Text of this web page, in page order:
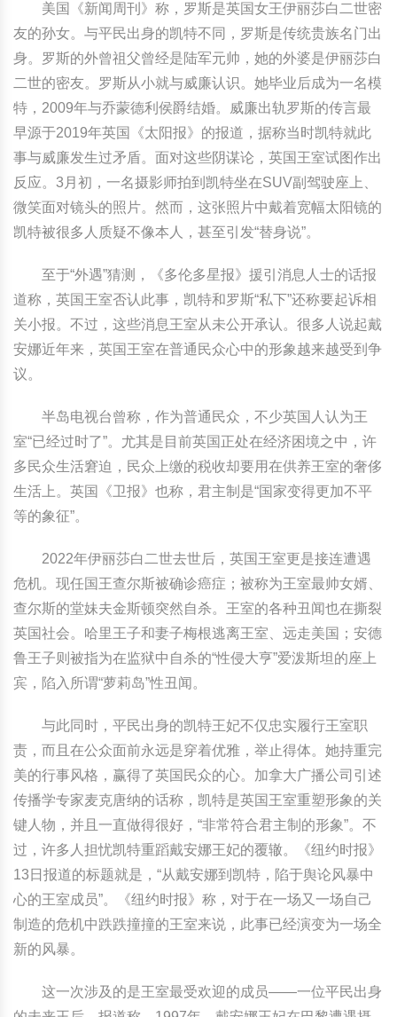
美国《新闻周刊》称，罗斯是英国女王伊丽莎白二世密
友的孙女。与平民出身的凯特不同，罗斯是传统贵族名门出
身。罗斯的外曾祖父曾经是陆军元帅，她的外婆是伊丽莎白
二世的密友。罗斯从小就与威廉认识。她毕业后成为一名模
特，2009年与乔蒙德利侯爵结婚。威廉出轨罗斯的传言最
早源于2019年英国《太阳报》的报道，据称当时凯特就此
事与威廉发生过矛盾。面对这些阴谋论，英国王室试图作出
反应。3月初，一名摄影师拍到凯特坐在SUV副驾驶座上、
微笑面对镜头的照片。然而，这张照片中戴着宽幅太阳镜的
凯特被很多人质疑不像本人，甚至引发“替身说”。
至于“外遇”猜测，《多伦多星报》援引消息人士的话报
道称，英国王室否认此事，凯特和罗斯“私下”还称要起诉相
关小报。不过，这些消息王室从未公开承认。很多人说起戴
安娜近年来，英国王室在普通民众心中的形象越来越受到争
议。
半岛电视台曾称，作为普通民众，不少英国人认为王
室“已经过时了”。尤其是目前英国正处在经济困境之中，许
多民众生活窘迫，民众上缴的税收却要用在供养王室的奢侈
生活上。英国《卫报》也称，君主制是“国家变得更加不平
等的象征”。
2022年伊丽莎白二世去世后，英国王室更是接连遭遇
危机。现任国王查尔斯被确诊癌症；被称为王室最帅女婿、
查尔斯的堂妹夫金斯顿突然自杀。王室的各种丑闻也在撕裂
英国社会。哈里王子和妻子梅根逃离王室、远走美国；安德
鲁王子则被指为在监狱中自杀的“性侵大亨”爱泼斯坦的座上
宾，陷入所谓“萝莉岛”性丑闻。
与此同时，平民出身的凯特王妃不仅忠实履行王室职
责，而且在公众面前永远是穿着优雅，举止得体。她持重完
美的行事风格，赢得了英国民众的心。加拿大广播公司引述
传播学专家麦克唐纳的话称，凯特是英国王室重塑形象的关
键人物，并且一直做得很好，“非常符合君主制的形象”。不
过，许多人担忧凯特重蹈戴安娜王妃的覆辙。《纽约时报》
13日报道的标题就是，“从戴安娜到凯特，陷于舆论风暴中
心的王室成员”。《纽约时报》称，对于在一场又一场自己
制造的危机中跌跌撞撞的王室来说，此事已经演变为一场全
新的风暴。
这一次涉及的是王室最受欢迎的成员——一位平民出身